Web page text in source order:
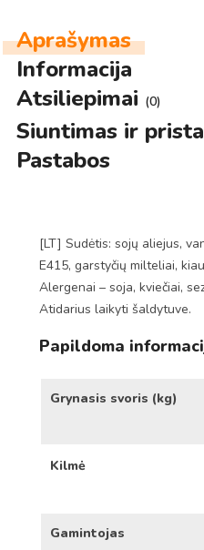
Aprašymas
Informacija
Atsiliepimai (0)
Siuntimas ir
Pastabos
[LT] Sudėtis: sojų aliejus,
E415, garstyčių milteliai,
Alergenai – soja, kviečiai,
Atidarius laikyti šaldytuve.
Papildoma
Grynasis svoris (kg)
Kilmė
Gamintojas